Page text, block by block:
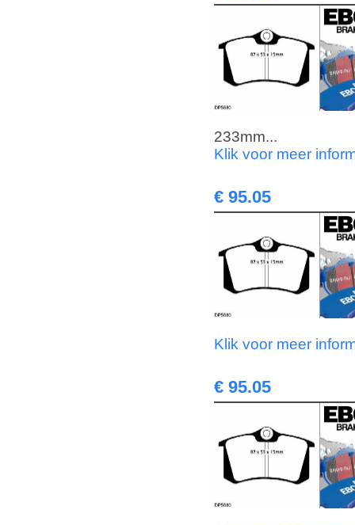
233mm...
Klik voor meer
€ 95.05
Klik voor meer
€ 95.05